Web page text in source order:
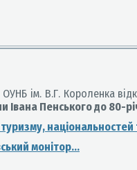
ОУНБ ім. В.Г. Короленка
Івана Пенського до 80-
національностей
монітор...